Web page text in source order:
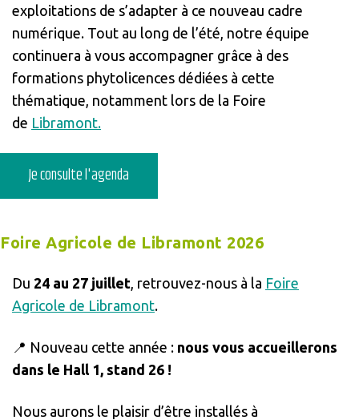
exploitations de s’adapter à ce nouveau cadre
numérique. Tout au long de l’été, notre équipe
continuera à vous accompagner grâce à des
formations phytolicences dédiées à cette
thématique, notamment lors de la Foire
de Libramont.
Je consulte l'agenda
Foire Agricole de Libramont 2026
Du 24 au 27 juillet , retrouvez-nous à la Foire
Agricole de Libramont.
📍 Nouveau cette année :nous vous accueillerons
dans le Hall 1, stand 26 !
Nous aurons le plaisir d’être installés à